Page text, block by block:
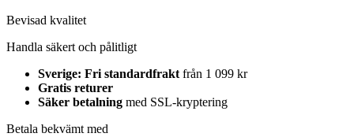
Bevisad kvalitet
Handla säkert och pålitligt
Sverige: Fri standardfrakt från 1 099 kr
Gratis returer
Säker betalning med SSL-kryptering
Betala bekvämt med